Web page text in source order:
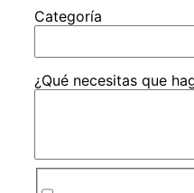
Categoría
¿Qué necesitas que